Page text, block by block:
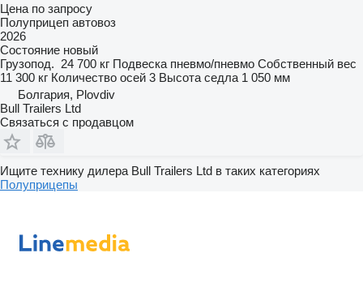
Цена по запросу
Полуприцеп автовоз
2026
Состояние новый
Грузопод. 24 700 кг Подвеска пневмо/пневмо Собственный вес
11 300 кг Количество осей 3 Высота седла 1 050 мм
Болгария, Plovdiv
Bull Trailers Ltd
Связаться с продавцом
Ищите технику дилера Bull Trailers Ltd в таких категориях
Полуприцепы